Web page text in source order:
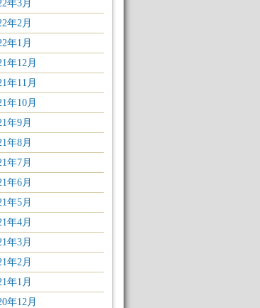
年3月
年2月
年1月
年12月
年11月
年10月
年9月
年8月
年7月
年6月
年5月
年4月
年3月
年2月
年1月
年12月